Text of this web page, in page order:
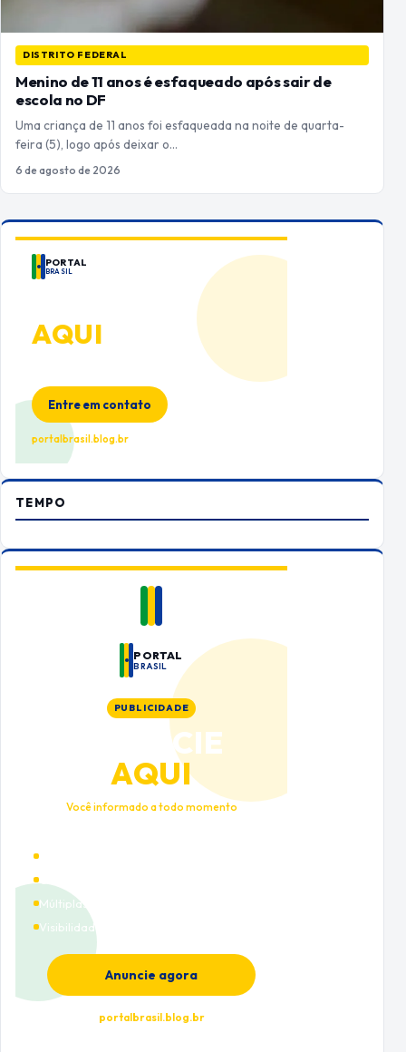
DISTRITO FEDERAL
Menino de 11 anos é esfaqueado após sair de
escola no DF
Uma criança de 11 anos foi esfaqueada na noite de quarta-
feira (5), logo após deixar o…
6 de agosto de 2026
PORTAL
BRASIL
AQUI
Entre em contato
portalbrasil.blog.br
TEMPO
PORTAL
BRASIL
PUBLICIDADE
ANUNCIE
AQUI
Você informado a todo momento
Múltiplas categorias
Visibilidade premium
Anuncie agora
portalbrasil.blog.br